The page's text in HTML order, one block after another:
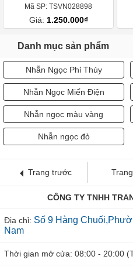
Mã SP: TSVN028898
Giá: 1.250.000₫
Danh mục sản phẩm
Nhẫn Ngọc Phỉ Thúy
Nhẫn Ngọc Miến Điện
Nhẫn ngọc màu vàng
Nhẫn ngọc đỏ
Trang trước
CÔNG TY TNHH
Địa chỉ: Số 9 Hàng
Nam
Thời gian mở cửa: 08:00 - 20:00